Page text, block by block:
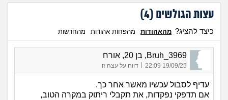
עצות הגולשים (4
)
כיצד להציג? מהאהודות מהפחות אהודות מהחדשות
Bruh_3969, בן 20, אורח
19/09/25 22:09 דווח על עצה זו
עדיף לסבול עכשיו מאשר אחר כך.
אם תדפקי נפקדות, את תקבלי ריתוק במקרה הטוב,